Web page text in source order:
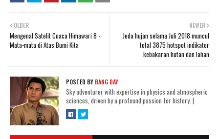
NEWER
Jeda hujan selama Juli 2018 muncul
total 3875 hotspot indikator
kebakaran hutan dan lahan
OLDER
Mengenal Satelit Cuaca Himawari 8 -
Mata-mata di Atas Bumi Kita
POSTED BY BANG DAY
Sky adventurer with expertise in physics and atmospheric
sciences, driven by a profound passion for history. |